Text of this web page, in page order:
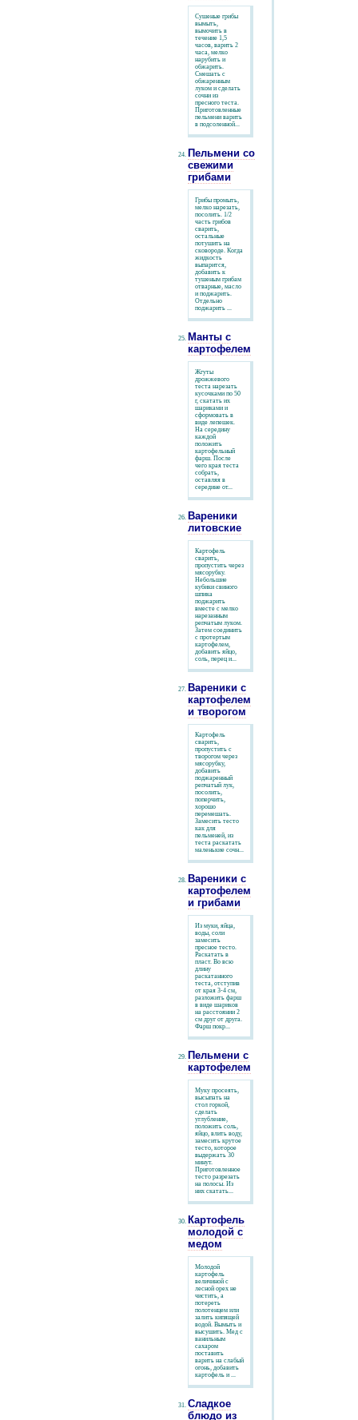
Сушеные грибы
вымыть,
вымочить в
течение 1,5
часов, варить 2
часа, мелко
нарубить и
обжарить.
Смешать с
обжаренным
луком и сделать
сочни из
пресного теста.
Приготовленные
пельмени варить
в подсоленной...
Пельмени со
свежими
грибами
Грибы промыть,
мелко нарезать,
посолить. 1/2
часть грибов
сварить,
остальные
потушить на
сковороде. Когда
жидкость
выпарится,
добавить к
тушеным грибам
отварные, масло
и поджарить.
Отдельно
поджарить ...
Манты с
картофелем
Жгуты
дрожжевого
теста нарезать
кусочками по 50
г, скатать их
шариками и
сформовать в
виде лепешек.
На середину
каждой
положить
картофельный
фарш. После
чего края теста
собрать,
оставляя в
середине от...
Вареники
литовские
Картофель
сварить,
пропустить через
мясорубку.
Небольшие
кубики свиного
шпика
поджарить
вместе с мелко
нарезанным
репчатым луком.
Затем соединить
с протертым
картофелем,
добавить яйцо,
соль, перец и...
Вареники с
картофелем
и творогом
Картофель
сварить,
пропустить с
творогом через
мясорубку,
добавить
поджаренный
репчатый лук,
посолить,
поперчить,
хорошо
перемешать.
Замесить тесто
как для
пельменей, из
теста раскатать
маленькие сочн...
Вареники с
картофелем
и грибами
Из муки, яйца,
воды, соли
замесить
пресное тесто.
Раскатать в
пласт. Во всю
длину
раскатанного
теста, отступив
от края 3-4 см,
разложить фарш
в виде шариков
на расстоянии 2
см друг от друга.
Фарш покр...
Пельмени с
картофелем
Муку просеять,
высыпать на
стол горкой,
сделать
углубление,
положить соль,
яйцо, влить воду,
замесить крутое
тесто, которое
выдержать 30
минут.
Приготовленное
тесто разрезать
на полосы. Из
них скатать...
Картофель
молодой с
медом
Молодой
картофель
величиной с
лесной орех не
чистить, а
потереть
полотенцем или
залить кипящей
водой. Вымыть и
высушить. Мед с
ванильным
сахаром
поставить
варить на слабый
огонь, добавить
картофель и ...
Сладкое
блюдо из